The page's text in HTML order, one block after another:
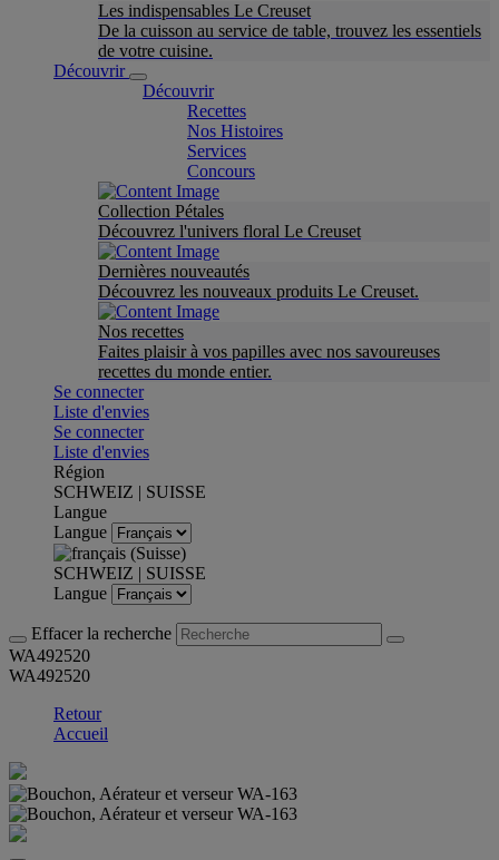
Les indispensables Le Creuset
De la cuisson au service de table, trouvez les essentiels
de votre cuisine.
Découvrir
Découvrir
Recettes
Nos Histoires
Services
Concours
Collection Pétales
Découvrez l'univers floral Le Creuset
Dernières nouveautés
Découvrez les nouveaux produits Le Creuset.
Nos recettes
Faites plaisir à vos papilles avec nos savoureuses
recettes du monde entier.
Se connecter
Liste d'envies
Se connecter
Liste d'envies
Région
SCHWEIZ | SUISSE
Langue
Langue
SCHWEIZ | SUISSE
Langue
Effacer la recherche
WA492520
WA492520
Retour
Accueil